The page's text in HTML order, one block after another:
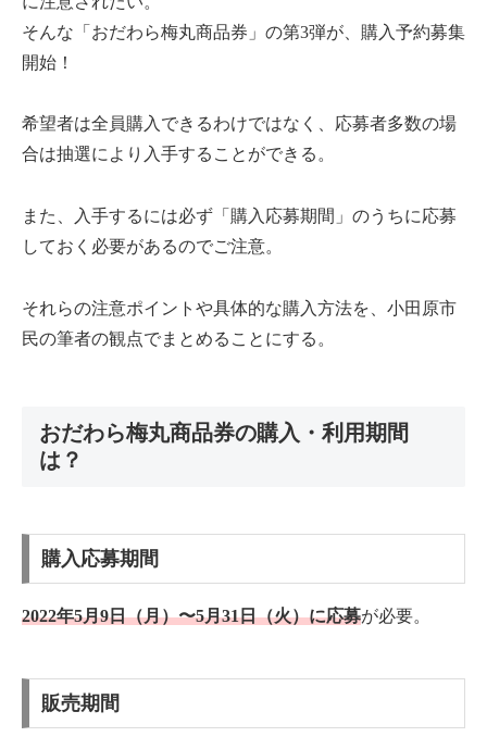
そんな「おだわら梅丸商品券」の第3弾が、購入予約募集
開始！
希望者は全員購入できるわけではなく、応募者多数の場
合は抽選により入手することができる。
また、入手するには必ず「購入応募期間」のうちに応募
しておく必要があるのでご注意。
それらの注意ポイントや具体的な購入方法を、小田原市
民の筆者の観点でまとめることにする。
おだわら梅丸商品券の購入・利用期間
は？
購入応募期間
2022年5月9日（月）〜5月31日（火）に応募が必要。
販売期間